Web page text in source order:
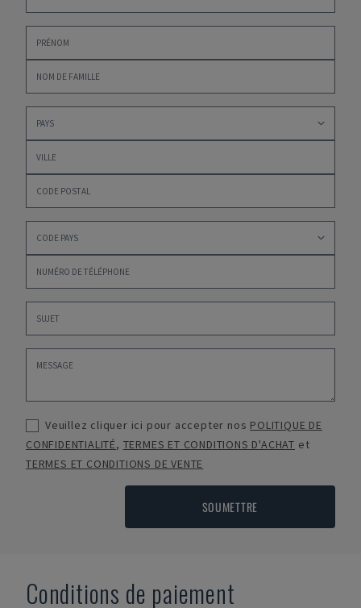
Veuillez cliquer ici pour accepter nos POLITIQUE DE
CONFIDENTIALITÉ, TERMES ET CONDITIONS D'ACHAT et
TERMES ET CONDITIONS DE VENTE
SOUMETTRE
Conditions de paiement